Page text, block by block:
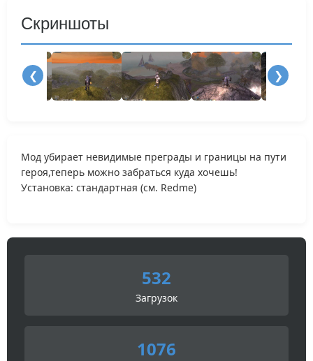
Скриншоты
❮ ❯
Мод убирает невидимые преграды и границы на пути
героя,теперь можно забраться куда хочешь!
Установка: стандартная (см. Redme)
532
Загрузок
1076